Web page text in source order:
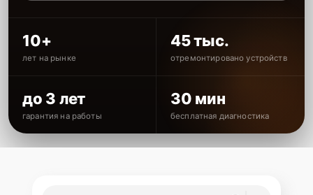
10+
лет на рынке
45 тыс.
отремонтировано устройств
до 3 лет
гарантия на работы
30 мин
бесплатная диагностика